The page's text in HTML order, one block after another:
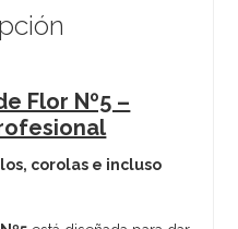
Flor Nº5 –
corolas e incluso